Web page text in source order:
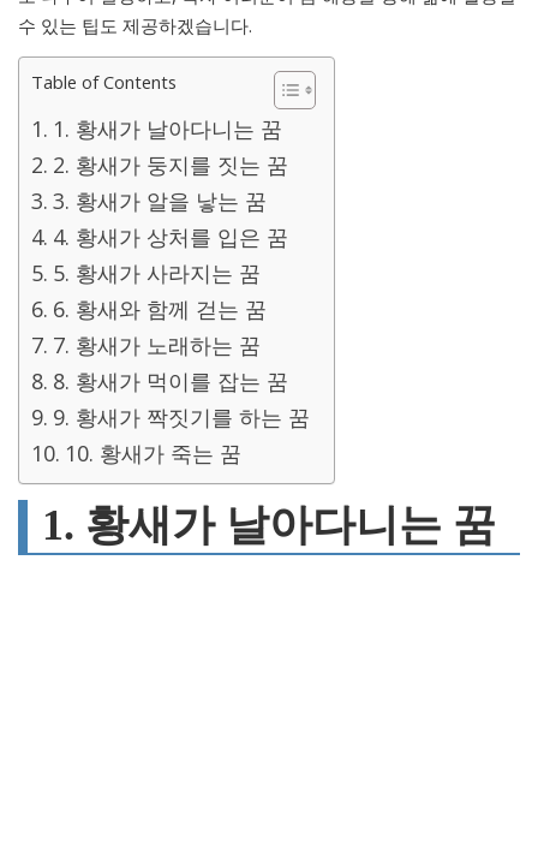
수 있는 팁도 제공하겠습니다.
Table of Contents
1. 황새가 날아다니는 꿈
2. 황새가 둥지를 짓는 꿈
3. 황새가 알을 낳는 꿈
4. 황새가 상처를 입은 꿈
5. 황새가 사라지는 꿈
6. 황새와 함께 걷는 꿈
7. 황새가 노래하는 꿈
8. 황새가 먹이를 잡는 꿈
9. 황새가 짝짓기를 하는 꿈
10. 황새가 죽는 꿈
1. 황새가 날아다니는 꿈